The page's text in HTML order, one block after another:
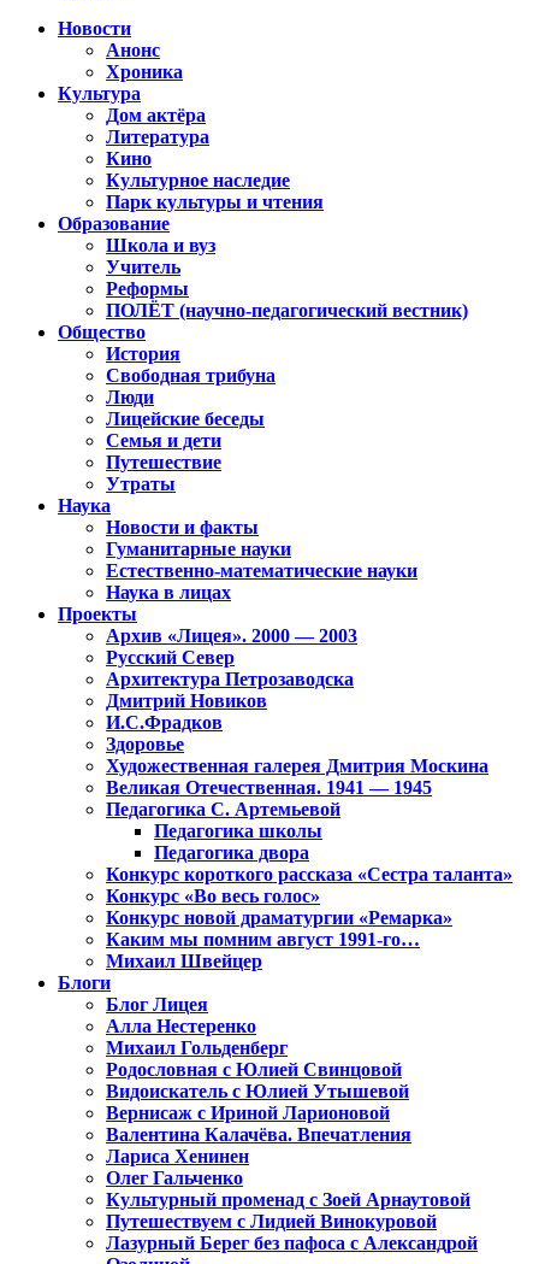
Новости
Анонс
Хроника
Культура
Дом актёра
Литература
Кино
Культурное наследие
Парк культуры и чтения
Образование
Школа и вуз
Учитель
Реформы
ПОЛЁТ (научно-педагогический вестник)
Общество
История
Свободная трибуна
Люди
Лицейские беседы
Семья и дети
Путешествие
Утраты
Наука
Новости и факты
Гуманитарные науки
Естественно-математические науки
Наука в лицах
Проекты
Архив «Лицея». 2000 — 2003
Русский Север
Архитектура Петрозаводска
Дмитрий Новиков
И.С.Фрадков
Здоровье
Художественная галерея Дмитрия Москина
Великая Отечественная. 1941 — 1945
Педагогика С. Артемьевой
Педагогика школы
Педагогика двора
Конкурс короткого рассказа «Сестра таланта»
Конкурс «Во весь голос»
Конкурс новой драматургии «Ремарка»
Каким мы помним август 1991-го…
Михаил Швейцер
Блоги
Блог Лицея
Алла Нестеренко
Михаил Гольденберг
Родословная с Юлией Свинцовой
Видоискатель с Юлией Утышевой
Вернисаж с Ириной Ларионовой
Валентина Калачёва. Впечатления
Лариса Хенинен
Олег Гальченко
Культурный променад с Зоей Арнаутовой
Путешествуем с Лидией Винокуровой
Лазурный Берег без пафоса с Александрой